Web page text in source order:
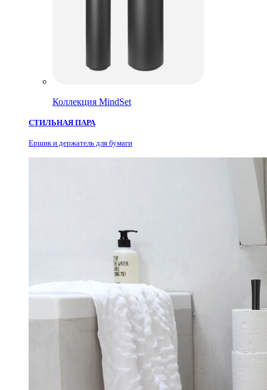
Коллекция MindSet
СТИЛЬНАЯ ПАРА
Ершик и держатель для бумаги